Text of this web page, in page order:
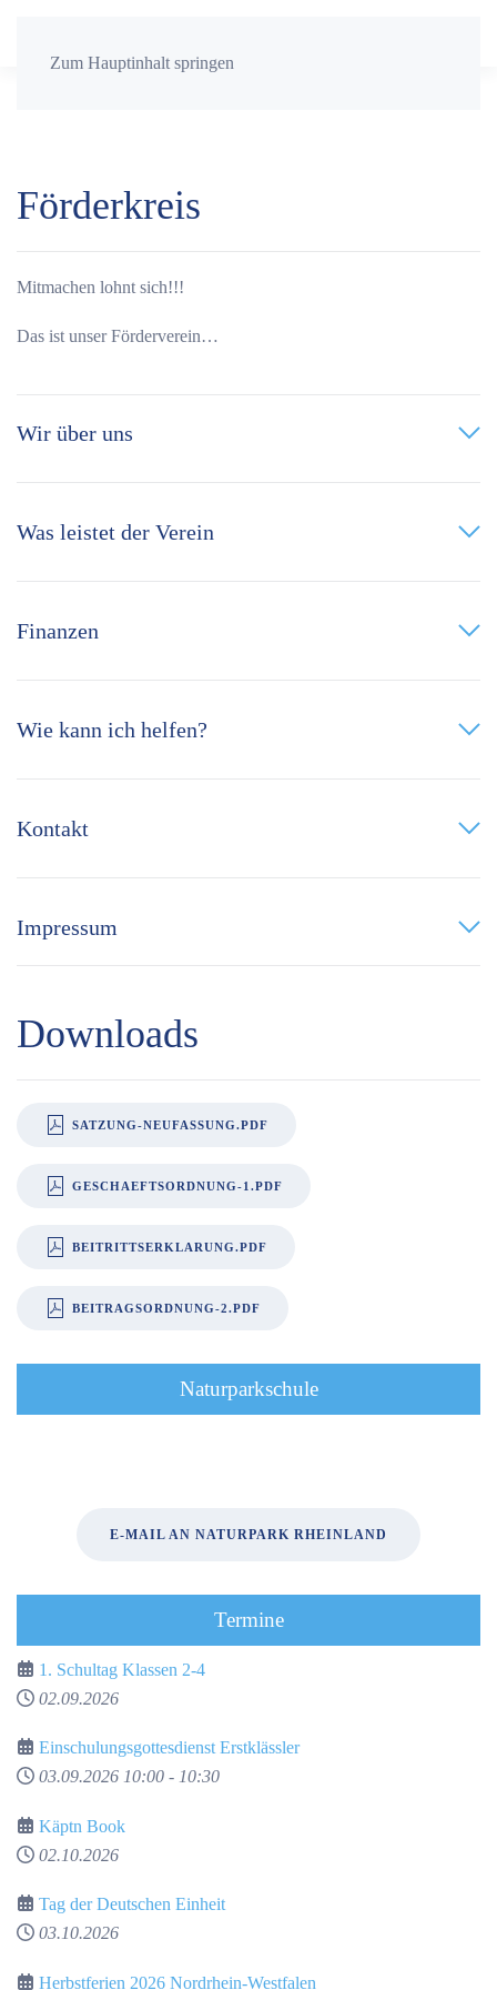
Zum Hauptinhalt springen
Förderkreis
Mitmachen lohnt sich!!!
Das ist unser Förderverein…
Wir über uns
Was leistet der Verein
Finanzen
Wie kann ich helfen?
Kontakt
Impressum
Downloads
SATZUNG-NEUFASSUNG.PDF
GESCHAEFTSORDNUNG-1.PDF
BEITRITTSERKLARUNG.PDF
BEITRAGSORDNUNG-2.PDF
Naturparkschule
E-MAIL AN NATURPARK RHEINLAND
Termine
1. Schultag Klassen 2-4
02.09.2026
Einschulungsgottesdienst Erstklässler
03.09.2026 10:00 - 10:30
Käptn Book
02.10.2026
Tag der Deutschen Einheit
03.10.2026
Herbstferien 2026 Nordrhein-Westfalen